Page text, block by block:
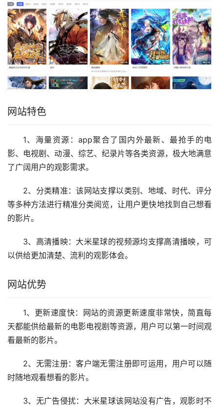
网站特色
1、海量资源：app聚合了国内外最新、最抢手的电
影、电视剧、动漫、综艺、纪录片等各类资源，极大地满意
了广阔用户的观影需求。
2、分类精准：该网站支撑以类别、地域、时代、评分
等多种方法进行精准分类阅览，让用户更快地找到自己想看
的影片。
3、高清播映：大米星球的视频源均支撑高清播映，可
以供给更加清楚、流利的观影体会。
网站优势
1、更新速度快：网站的资源更新速度非常快，简直每
天都能供给最新的电影电视剧等资源，用户可以第一时间观
看最新的影片。
2、无需注册：客户端无需注册即可运用，用户可以随
时随地观看想看的影片。
3、无广告侵扰：大米星球该网站没有广告，观影时不